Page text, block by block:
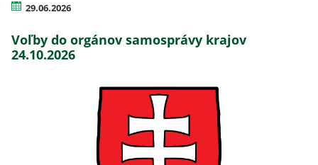
29.06.2026
Voľby do orgánov samosprávy krajov
24.10.2026